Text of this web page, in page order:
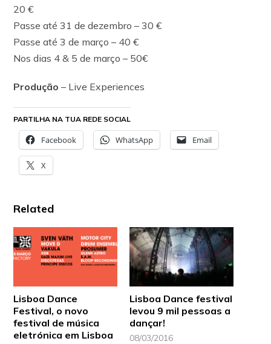
20 €
Passe até 31 de dezembro – 30 €
Passe até 3 de março – 40 €
Nos dias 4 & 5 de março – 50€
Produção – Live Experiences
PARTILHA NA TUA REDE SOCIAL
Facebook WhatsApp Email
X
Related
Lisboa Dance
Festival, o novo
festival de música
eletrónica em Lisboa
Lisboa Dance festival
levou 9 mil pessoas a
dançar!
08/03/2016